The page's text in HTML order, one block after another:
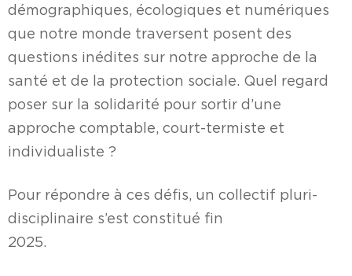
démographiques, écologiques et numériques
que notre monde traversent posent des
questions inédites sur notre approche de la
santé et de la protection sociale. Quel regard
poser sur la solidarité pour sortir d’une
approche comptable, court-termiste et
individualiste ?
Pour répondre à ces défis, un collectif pluri-
disciplinaire s’est constitué fin